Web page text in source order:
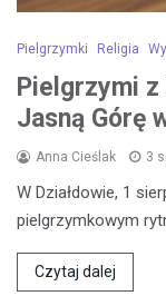
Pielgrzymki Religia
Pielgrzymi z
Jasną Górę
Anna Cieślak 3
W Działdowie, 1
pielgrzymkowym
Czytaj dalej